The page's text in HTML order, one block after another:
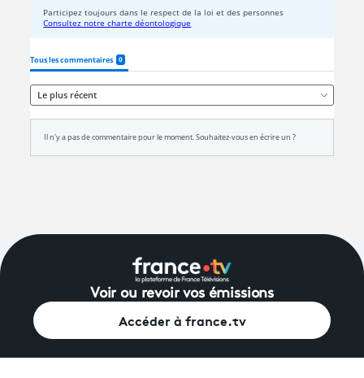
Voir ou revoir vos émissions
Accéder à france.tv